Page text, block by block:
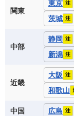
関東
東京 注
茨城 注
中部
静岡 注
新潟 注
近畿
大阪 注
和歌山
中国 広島 注